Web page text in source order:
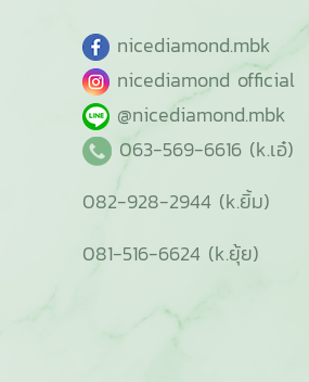
nicediamond.mbk
nicediamond official
@nicediamond.mbk
063-569-6616 (k.เอ๋)
082-928-2944 (k.ยิ้ม)
081-516-6624 (k.ยุ้ย)